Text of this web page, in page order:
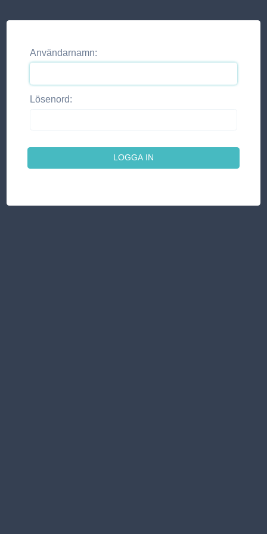
Användarnamn:
Lösenord: